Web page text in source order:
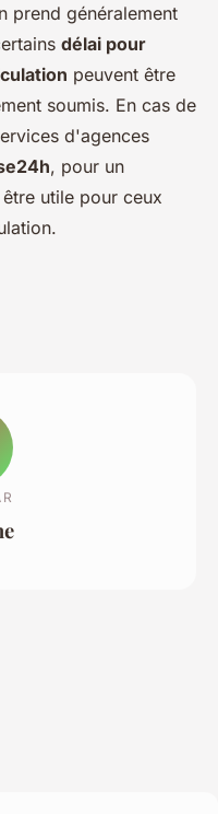
prend généralement
délai pour
peuvent être
soumis. En cas de
d'agences
, pour un
utile pour ceux